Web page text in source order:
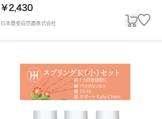
￥2,430
日本豊受自然農株式会社